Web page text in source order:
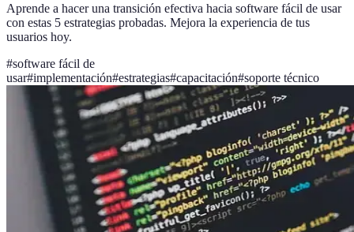
Aprende a hacer una transición efectiva hacia software fácil de usar
con estas 5 estrategias probadas. Mejora la experiencia de tus
usuarios hoy.
#software fácil de
usar#implementación#estrategias#capacitación#soporte técnico